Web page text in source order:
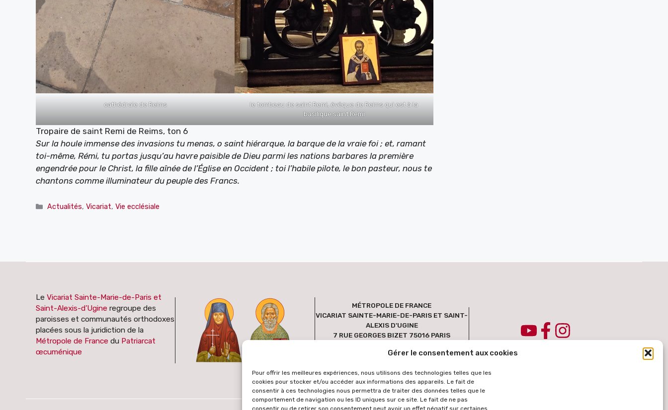
Gérer le consentement aux cookies
Pour offrir les meilleures expériences, nous utilisons des technologies telles que les
cookies pour stocker et/ou accéder aux informations des appareils. Le fait de
consentir à ces technologies nous permettra de traiter des données telles que le
comportement de navigation ou les ID uniques sur ce site. Le fait de ne pas
consentir ou de retirer son consentement peut avoir un effet négatif sur certaines
cathédrale de Reims
le tombeau de saint Remi, évêque de Reims qui est à la
basilique saint Remi
Tropaire de saint Remi de Reims, ton 6
Sur la houle immense des invasions tu menas, o saint hiérarque, la barque de la vraie foi ; et, ramant
toi-même, Rémi, tu portas jusqu’au havre paisible de Dieu parmi les nations barbares la première
engendrée pour le Christ, la fille aînée de l’Église en Occident ; toi l’habile pilote, le bon pasteur, nous te
chantons comme illuminateur du peuple des Francs.
Catégories
Actualités,Vicariat,Vie ecclésiale
Le Vicariat Sainte-Marie-de-Paris et
Saint-Alexis-d’Ugine regroupe des
paroisses et communautés orthodoxes
placées sous la juridiction de la
Métropole de France du Patriarcat
œcuménique
MÉTROPOLE DE FRANCE
VICARIAT SAINTE-MARIE-DE-PARIS ET SAINT-
ALEXIS D'UGINE
7 RUE GEORGES BIZET 75016 PARIS